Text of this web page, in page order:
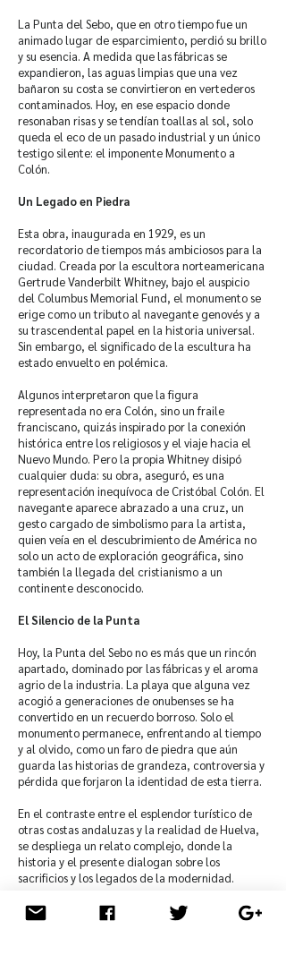
La Punta del Sebo, que en otro tiempo fue un
animado lugar de esparcimiento, perdió su brillo
y su esencia. A medida que las fábricas se
expandieron, las aguas limpias que una vez
bañaron su costa se convirtieron en vertederos
contaminados. Hoy, en ese espacio donde
resonaban risas y se tendían toallas al sol, solo
queda el eco de un pasado industrial y un único
testigo silente: el imponente Monumento a
Colón.
Un Legado en Piedra
Esta obra, inaugurada en 1929, es un
recordatorio de tiempos más ambiciosos para la
ciudad. Creada por la escultora norteamericana
Gertrude Vanderbilt Whitney, bajo el auspicio
del Columbus Memorial Fund, el monumento se
erige como un tributo al navegante genovés y a
su trascendental papel en la historia universal.
Sin embargo, el significado de la escultura ha
estado envuelto en polémica.
Algunos interpretaron que la figura
representada no era Colón, sino un fraile
franciscano, quizás inspirado por la conexión
histórica entre los religiosos y el viaje hacia el
Nuevo Mundo. Pero la propia Whitney disipó
cualquier duda: su obra, aseguró, es una
representación inequívoca de Cristóbal Colón. El
navegante aparece abrazado a una cruz, un
gesto cargado de simbolismo para la artista,
quien veía en el descubrimiento de América no
solo un acto de exploración geográfica, sino
también la llegada del cristianismo a un
continente desconocido.
El Silencio de la Punta
Hoy, la Punta del Sebo no es más que un rincón
apartado, dominado por las fábricas y el aroma
agrio de la industria. La playa que alguna vez
acogió a generaciones de onubenses se ha
convertido en un recuerdo borroso. Solo el
monumento permanece, enfrentando al tiempo
y al olvido, como un faro de piedra que aún
guarda las historias de grandeza, controversia y
pérdida que forjaron la identidad de esta tierra.
En el contraste entre el esplendor turístico de
otras costas andaluzas y la realidad de Huelva,
se despliega un relato complejo, donde la
historia y el presente dialogan sobre los
sacrificios y los legados de la modernidad.